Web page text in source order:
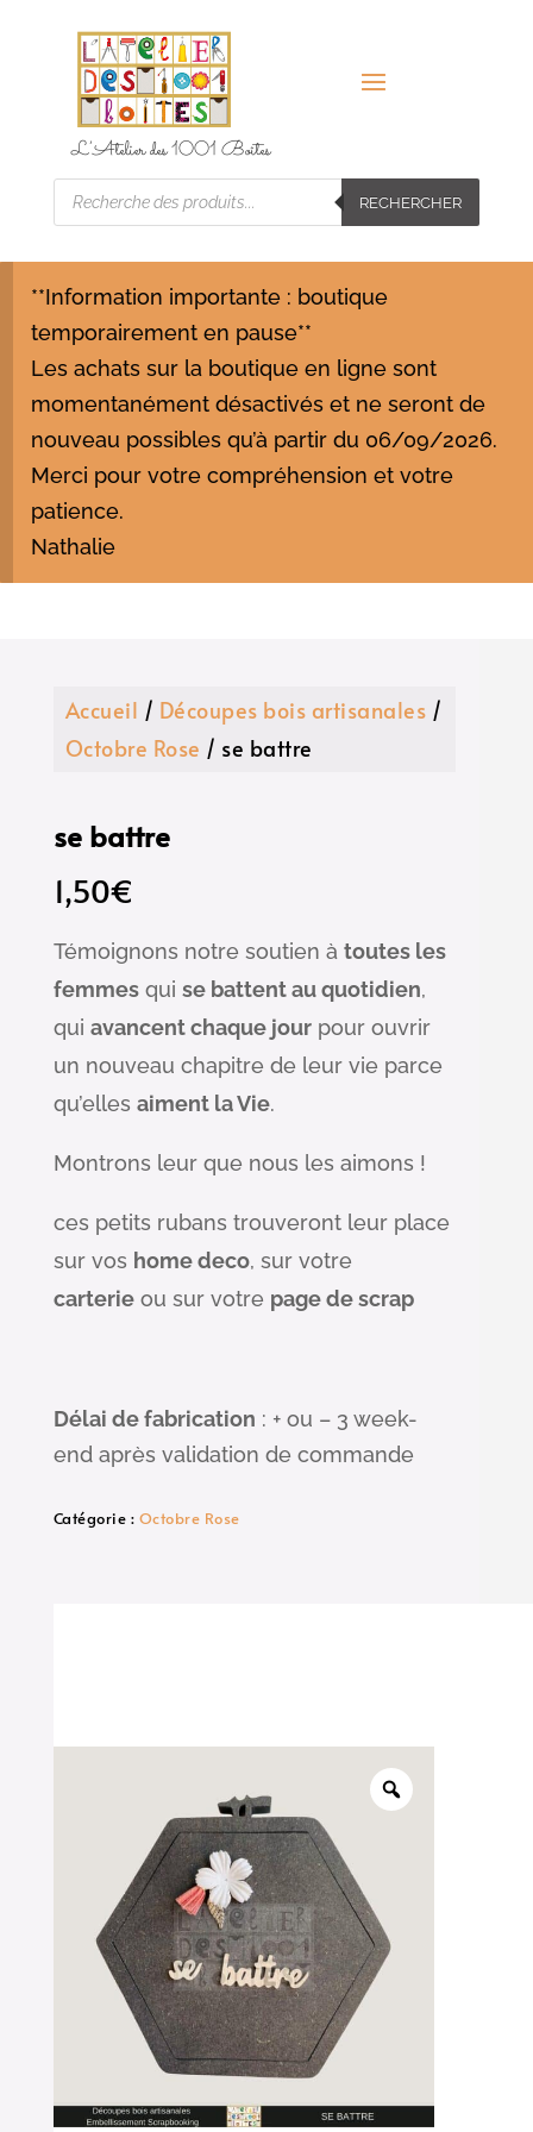
L’Atelier des 1001 Boîtes
Recherche
de
produits
RECHERCHER
**Information importante : boutique
temporairement en pause**
Les achats sur la boutique en ligne sont
momentanément désactivés et ne seront de
nouveau possibles qu’à partir du 06/09/2026.
Merci pour votre compréhension et votre
patience.
Nathalie
Accueil / Découpes bois artisanales /
Octobre Rose / se battre
se battre
1,50€
Témoignons notre soutien à toutes les
femmesqui se battent au quotidien,
qui avancent chaque jourpour ouvrir
un nouveau chapitre de leur vie parce
qu’elles aiment la Vie.
Montrons leur que nous les aimons !
ces petits rubans trouveront leur place
sur vos home deco, sur votre
carterieou sur votre page de scrap
Délai de fabrication : + ou – 3 week-
end après validation de commande
Catégorie : Octobre Rose